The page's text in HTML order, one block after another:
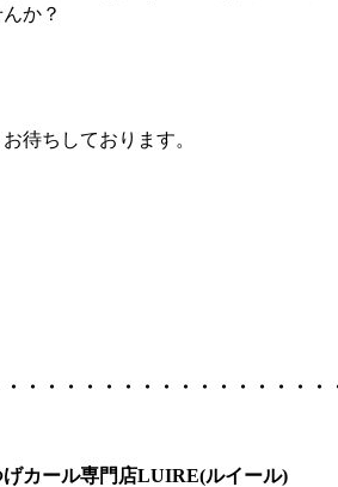
か？
待ちしております。
・・・・・・・・・・・・・・・・・
げカール専門店LUIRE(ルイール)